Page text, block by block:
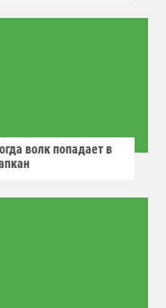
волк попадает в